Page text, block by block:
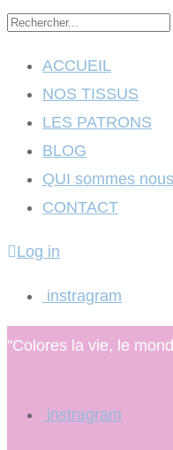
ACCUEIL
NOS TISSUS
LES PATRONS
BLOG
QUI sommes
CONTACT
Log in
instragram
"Colores la vie, le
instragram